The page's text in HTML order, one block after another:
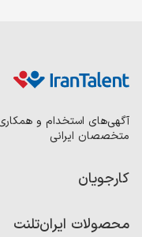
آگهی‌های استخدام و
متخصصان ایرانی
کارجویان
محصولات ایران‌تلنت